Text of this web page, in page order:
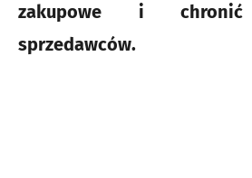
zakupowe i chronić
sprzedawców.